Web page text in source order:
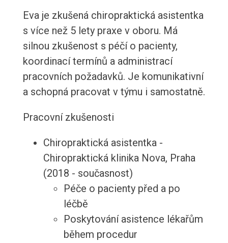
Eva je zkušená chiropraktická asistentka
s více než 5 lety praxe v oboru. Má
silnou zkušenost s péčí o pacienty,
koordinací termínů a administrací
pracovních požadavků. Je komunikativní
a schopná pracovat v týmu i samostatně.
Pracovní zkušenosti
Chiropraktická asistentka -
Chiropraktická klinika Nova, Praha
(2018 - současnost)
Péče o pacienty před a po
léčbě
Poskytování asistence lékařům
během procedur